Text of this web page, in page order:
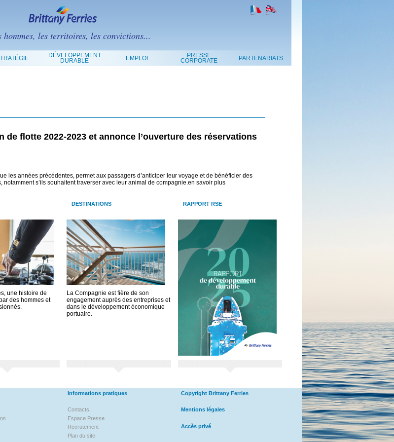
hommes, les territoires, les convictions...
DÉVELOPPEMENT
DURABLE
EMPLOI
PRESSE
CORPORATE
PARTENARIATS
flotte 2022-2023 et annonce l’ouverture des réservations
les années précédentes, permet aux passagers d’anticiper leur voyage et de bénéficier des
s’ils souhaitent traverser avec leur animal de compagnie.en savoir plus
une histoire de
des hommes et
DESTINATIONS
La Compagnie est fière de son
engagement auprès des entreprises et
dans le développement économique
portuaire.
RAPPORT RSE
Informations pratiques
Contacts
Espace Presse
Recrutement
Plan du site
Copyright Brittany Ferries
Mentions légales
Accès privé